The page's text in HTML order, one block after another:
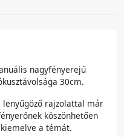
nagyfényerejű
30cm.
lenyűgöző rajzolattal már
köszönhetően
a témát.